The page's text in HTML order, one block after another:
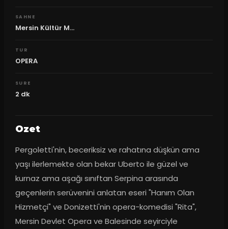
SAHNE
Mersin Kültür M...
TUR
OPERA
SURE
2 dk
Ozet
Pergoletti'nin, beceriksiz ve rahatına düşkün ama
yaşı ilerlemekte olan bekar Uberto ile güzel ve
kurnaz ama aşağı sınıftan Serpina arasında
geçenlerin serüvenini anlatan eseri "Hanım Olan
Hizmetçi" ve Donizetti'nin opera-komedisi "Rita",
Mersin Devlet Opera ve Balesinde seyirciyle